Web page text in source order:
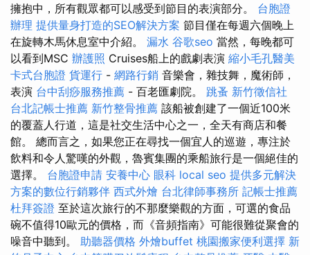
擁抱中，所有觀眾都可以感受到節目的表演部分。 台胞證
辦理 提供量身打造的SEO解決方案 節目僅在每週六個晚上
在旋轉木馬休息室中介紹。 漏水 谷歌seo 當然，每晚都可
以看到MSC 辦護照 Cruises船上的戲劇表演 縮小毛孔醫美
卡式台胞證 貨運行 - 網路行銷 音樂會，雜技舞，魔術師，
表演 台中刮痧服務推薦 - 百老匯劇院。 跳蚤 新竹徵信社
台北記帳士推薦 新竹整骨推薦 該船被創建了一個近100米
的覆蓋人行道，這是社交生活中心之一，全天有商店和餐
館。 總而言之，如果您正在尋找一個宜人的巡遊，專注於
飲料和令人驚嘆的外觀，魯賓集團的乘船旅行是一個絕佳的
選擇。 台胞證申請 安養中心 眼科 local seo 提供多元解決
方案的數位行銷夥伴 西式外燴 台北律師事務所 記帳士推薦
杜拜簽證 至於這次旅行的不那麼樂觀的方面，可選的食品
碗不值得10歐元的價格，而《音頻指南》可能很難從聚會的
噪音中聽到。 助聽器價格 外燴buffet 桃園搬家便利選擇 新